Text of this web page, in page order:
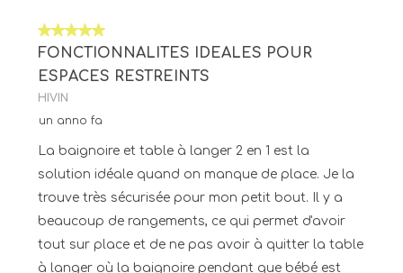
5 su 5 stelle.
FONCTIONNALITES IDEALES POUR
ESPACES RESTREINTS
HIVIN
un anno fa
La baignoire et table à langer 2 en 1 est la
solution idéale quand on manque de place. Je la
trouve très sécurisée pour mon petit bout. Il y a
beaucoup de rangements, ce qui permet d'avoir
tout sur place et de ne pas avoir à quitter la table
à langer où la baignoire pendant que bébé est